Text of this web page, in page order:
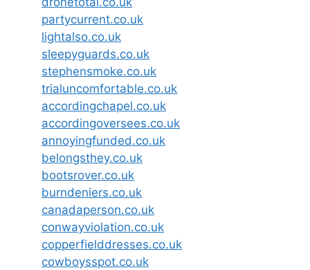
partycurrent.co.uk
lightalso.co.uk
sleepyguards.co.uk
stephensmoke.co.uk
trialuncomfortable.co.uk
accordingchapel.co.uk
accordingoversees.co.uk
annoyingfunded.co.uk
belongsthey.co.uk
bootsrover.co.uk
burndeniers.co.uk
canadaperson.co.uk
conwayviolation.co.uk
copperfielddresses.co.uk
cowboysspot.co.uk